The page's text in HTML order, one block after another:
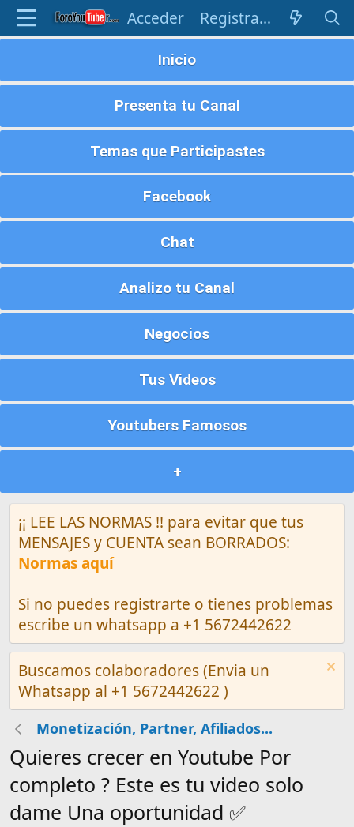
Acceder Registrarse
Inicio
Presenta tu Canal
Temas que Participastes
Facebook
Chat
Analizo tu Canal
Negocios
Tus Videos
Youtubers Famosos
+
¡¡ LEE LAS NORMAS !! para evitar que tus
MENSAJES y CUENTA sean BORRADOS:
Normas aquí
Si no puedes registrarte o tienes problemas
escribe un whatsapp a +1 5672442622
Buscamos colaboradores (Envia un
Whatsapp al +1 5672442622 )
Monetización, Partner, Afiliados...
Quieres crecer en Youtube Por
completo ? Este es tu video solo
dame Una oportunidad ✅